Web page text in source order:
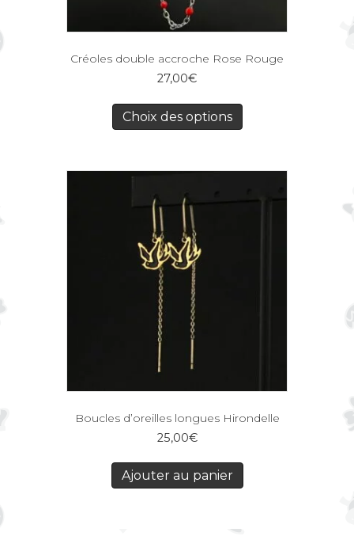
Créoles double accroche Rose Rouge
27,00€
Choix des options
Boucles d’oreilles longues Hirondelle
25,00€
Ajouter au panier